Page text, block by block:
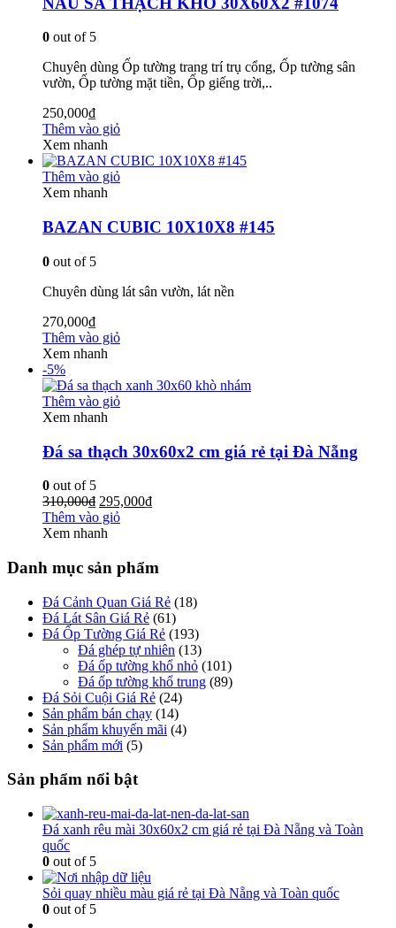
0 out of 5
Chuyên dùng Ốp tường trang trí trụ cổng, Ốp tường sân
vườn, Ốp tường mặt tiền, Ốp giếng trời,..
250,000₫
Thêm vào giỏ
Xem nhanh
Thêm vào giỏ
Xem nhanh
BAZAN CUBIC 10X10X8 #145
0 out of 5
Chuyên dùng lát sân vườn, lát nền
270,000₫
Thêm vào giỏ
Xem nhanh
-5%
Thêm vào giỏ
Xem nhanh
Đá sa thạch 30x60x2 cm giá rẻ tại Đà Nẵng
0 out of 5
310,000₫ 295,000₫
Thêm vào giỏ
Xem nhanh
Danh mục sản phẩm
Đá Cảnh Quan Giá Rẻ (18)
Đá Lát Sân Giá Rẻ (61)
Đá Ốp Tường Giá Rẻ (193)
Đá ghép tự nhiên (13)
Đá ốp tường khổ nhỏ (101)
Đá ốp tường khổ trung (89)
Đá Sỏi Cuội Giá Rẻ (24)
Sản phẩm bán chạy (14)
Sản phẩm khuyến mãi (4)
Sản phẩm mới (5)
Sản phẩm nổi bật
Đá xanh rêu mài 30x60x2 cm giá rẻ tại Đà Nẵng và Toàn
quốc
0 out of 5
Sỏi quay nhiều màu giá rẻ tại Đà Nẵng và Toàn quốc
0 out of 5